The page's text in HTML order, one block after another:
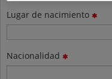
Lugar de nacimiento
Nacionalidad